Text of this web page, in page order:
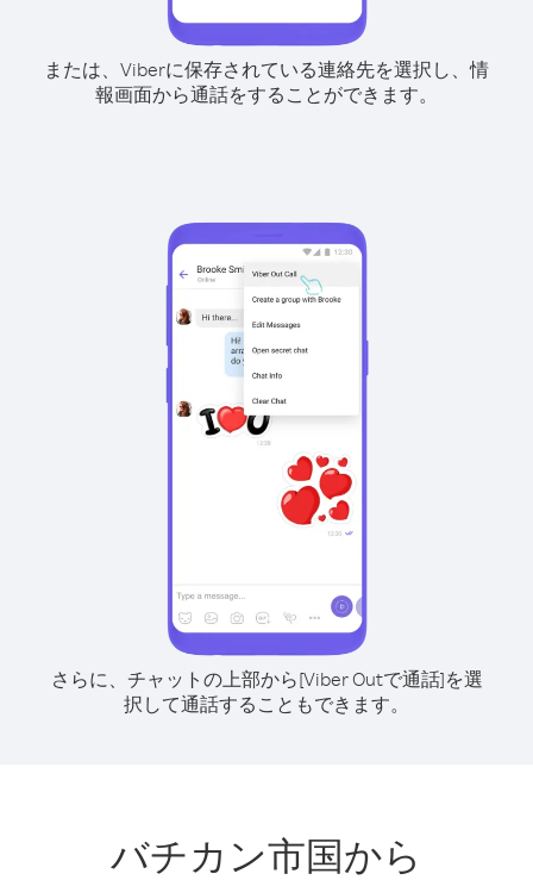
または、Viberに保存されている連絡先を選択し、情
報画面から通話をすることができます。
さらに、チャットの上部から[Viber Outで通話]を選
択して通話することもできます。
バチカン市国から